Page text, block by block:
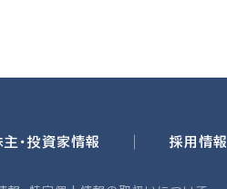
主・投資家情報 採用情報